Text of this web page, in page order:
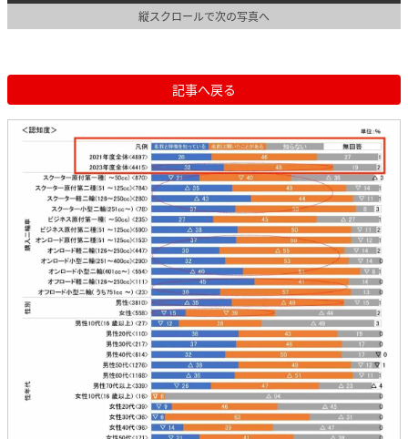
縦スクロールで次の写真へ
記事へ戻る